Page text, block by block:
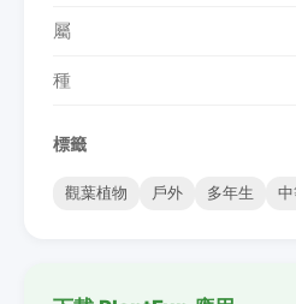
屬
種
標籤
觀葉植物 戶外 多年生